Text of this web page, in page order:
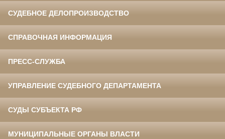
СУДЕБНОЕ ДЕЛОПРОИЗВОДСТВО
СПРАВОЧНАЯ ИНФОРМАЦИЯ
ПРЕСС-СЛУЖБА
УПРАВЛЕНИЕ СУДЕБНОГО ДЕПАРТАМЕНТА
СУДЫ СУБЪЕКТА РФ
МУНИЦИПАЛЬНЫЕ ОРГАНЫ ВЛАСТИ